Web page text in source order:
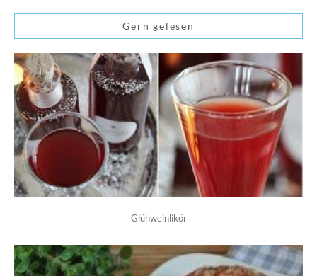
Gern gelesen
Glühweinlikör